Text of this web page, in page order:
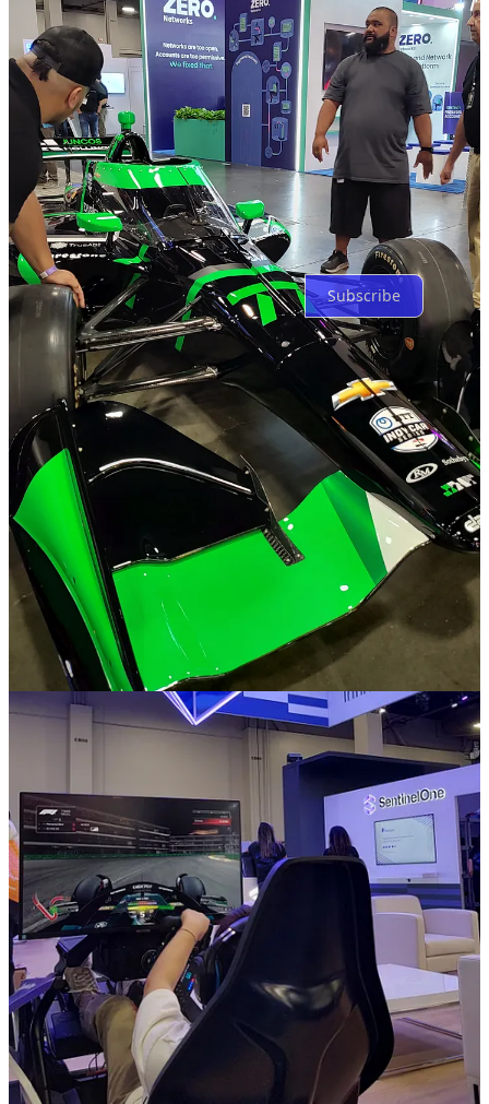
Comments Restacks
Latest Discussions
No posts
Ready for more?
Subscribe
© 2026 Juan Brodersen·Privacy∙ Terms ∙ Collection notice
Start your Substack
Get the app
Substackis the home for great culture